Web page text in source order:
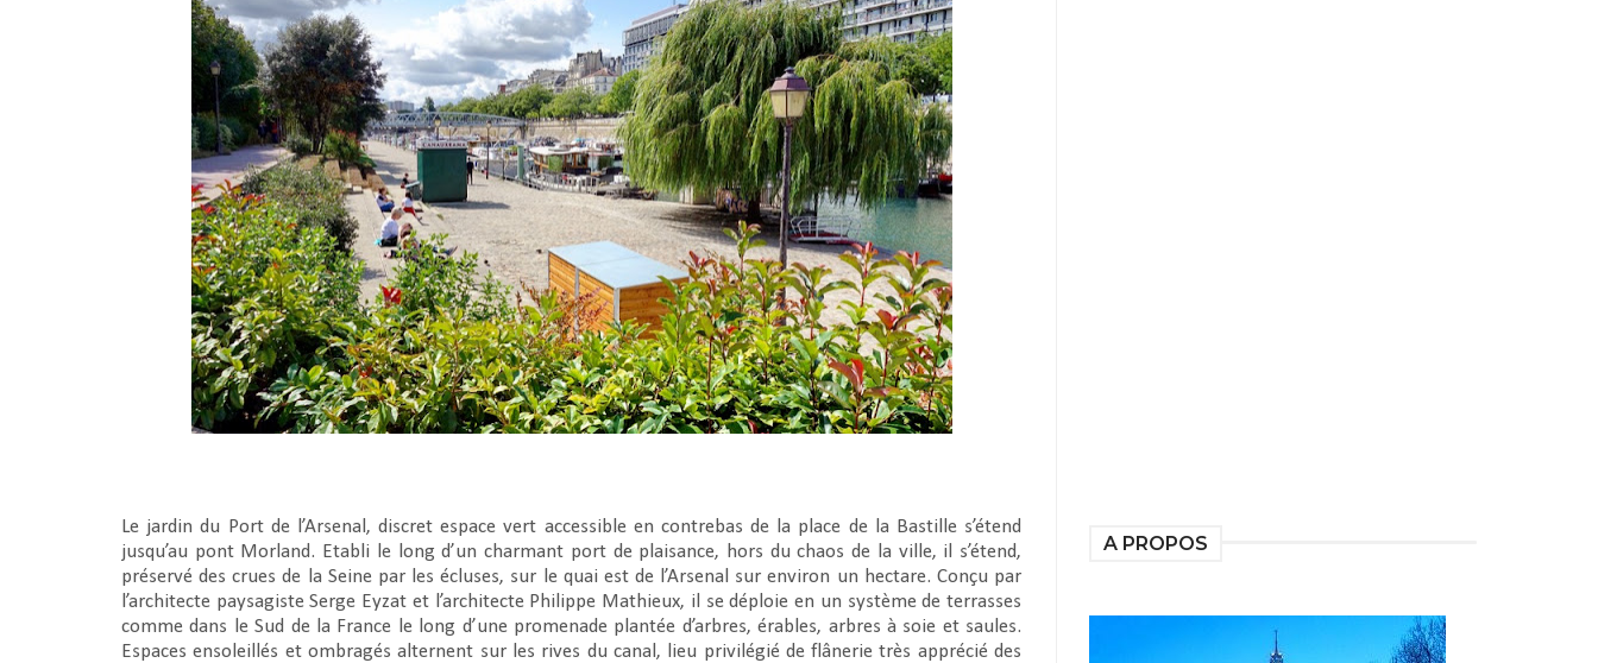
Le jardin du Port de l’Arsenal, discret espace vert accessible en contrebas de la place de la Bastille s’étend
jusqu’au pont Morland. Etabli le long d’un charmant port de plaisance, hors du chaos de la ville, il s’étend,
préservé des crues de la Seine par les écluses, sur le quai est de l’Arsenal sur environ un hectare. Conçu par
l’architecte paysagiste Serge Eyzat et l’architecte Philippe Mathieux, il se déploie en un système de terrasses
comme dans le Sud de la France le long d’une promenade plantée d’arbres, érables, arbres à soie et saules.
Espaces ensoleillés et ombragés alternent sur les rives du canal, lieu privilégié de flânerie très apprécié des
A PROPOS